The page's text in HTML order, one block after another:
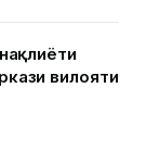
вилояти